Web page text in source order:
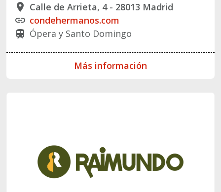
place Calle de Arrieta, 4 - 28013 Madrid
link condehermanos.com
train Ópera y Santo Domingo
Más información